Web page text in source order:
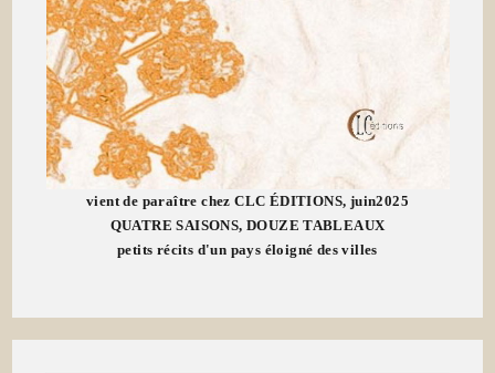
vient de paraître chez CLC ÉDITIONS, juin2025
QUATRE SAISONS, DOUZE TABLEAUX
petits récits d'un pays éloigné des villes